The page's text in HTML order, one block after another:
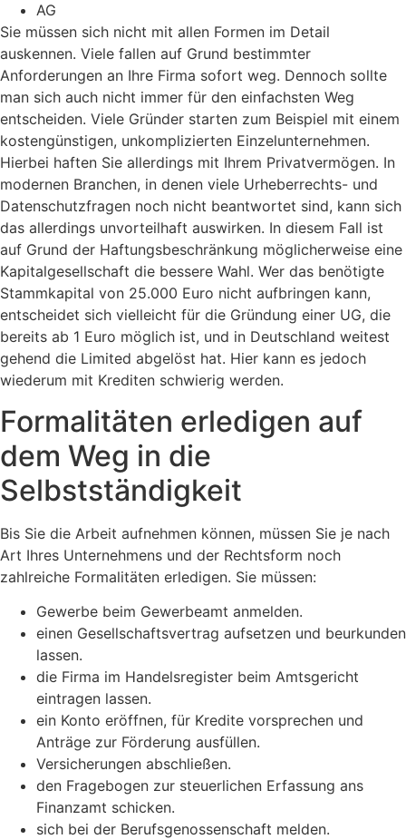
AG
Sie müssen sich nicht mit allen Formen im Detail
auskennen. Viele fallen auf Grund bestimmter
Anforderungen an Ihre Firma sofort weg. Dennoch sollte
man sich auch nicht immer für den einfachsten Weg
entscheiden. Viele Gründer starten zum Beispiel mit einem
kostengünstigen, unkomplizierten Einzelunternehmen.
Hierbei haften Sie allerdings mit Ihrem Privatvermögen. In
modernen Branchen, in denen viele Urheberrechts- und
Datenschutzfragen noch nicht beantwortet sind, kann sich
das allerdings unvorteilhaft auswirken. In diesem Fall ist
auf Grund der Haftungsbeschränkung möglicherweise eine
Kapitalgesellschaft die bessere Wahl. Wer das benötigte
Stammkapital von 25.000 Euro nicht aufbringen kann,
entscheidet sich vielleicht für die Gründung einer UG, die
bereits ab 1 Euro möglich ist, und in Deutschland weitest
gehend die Limited abgelöst hat. Hier kann es jedoch
wiederum mit Krediten schwierig werden.
Formalitäten erledigen auf
dem Weg in die
Selbstständigkeit
Bis Sie die Arbeit aufnehmen können, müssen Sie je nach
Art Ihres Unternehmens und der Rechtsform noch
zahlreiche Formalitäten erledigen. Sie müssen:
Gewerbe beim Gewerbeamt anmelden.
einen Gesellschaftsvertrag aufsetzen und beurkunden
lassen.
die Firma im Handelsregister beim Amtsgericht
eintragen lassen.
ein Konto eröffnen, für Kredite vorsprechen und
Anträge zur Förderung ausfüllen.
Versicherungen abschließen.
den Fragebogen zur steuerlichen Erfassung ans
Finanzamt schicken.
sich bei der Berufsgenossenschaft melden.